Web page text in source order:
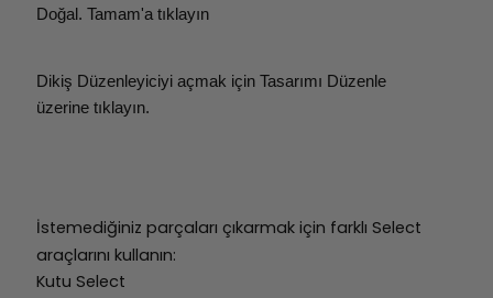
Doğal. Tamam'a tıklayın
Dikiş Düzenleyiciyi açmak için Tasarımı Düzenle
üzerine tıklayın.
İstemediğiniz parçaları çıkarmak için farklı Select
araçlarını kullanın:
Kutu Select